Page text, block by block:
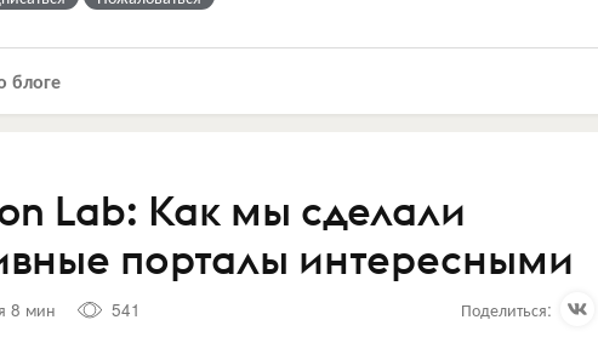
блоге
Lab: Как мы сделали
порталы интересными
8 мин 541 Поделиться: